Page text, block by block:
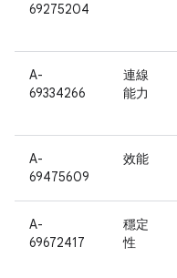
69275204
A-
69334266
連線
能力
A-
69475609
效能
A-
69672417
穩定
性